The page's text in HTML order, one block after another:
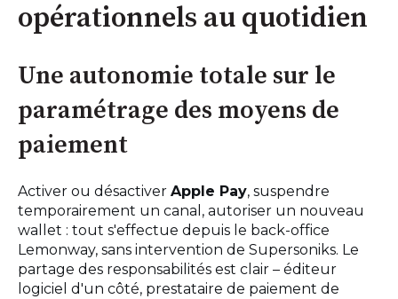
opérationnels au quotidien
Une autonomie totale sur le
paramétrage des moyens de
paiement
Activer ou désactiver Apple Pay, suspendre
temporairement un canal, autoriser un nouveau
wallet : tout s'effectue depuis le back-office
Lemonway, sans intervention de Supersoniks. Le
partage des responsabilités est clair – éditeur
logiciel d'un côté, prestataire de paiement de